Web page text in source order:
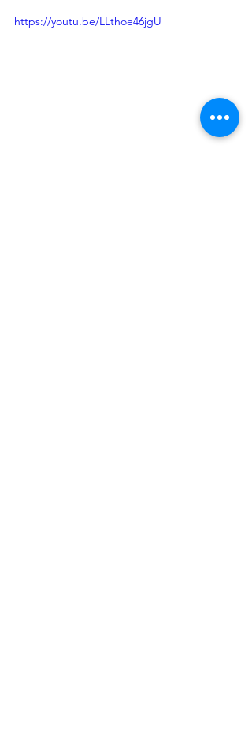
https://youtu.be/LLthoe46jgU